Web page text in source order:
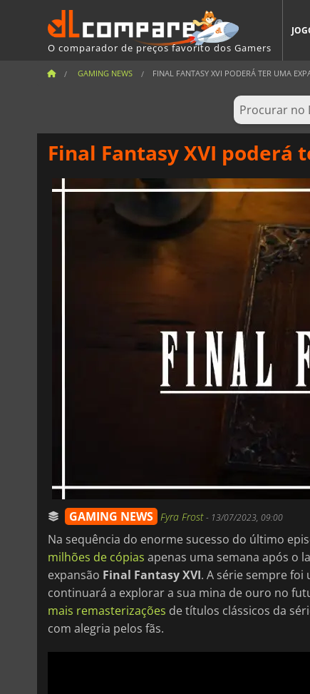
O comparador de preços favorito dos Gamers
GAMING NEWS FINAL FANTASY XVI PODERÁ TER UMA
Final Fantasy XVI poderá
GAMING NEWS Fyra Frost- 13/07/2023, 09:00
Na sequência do enorme sucesso do último
milhões de cópias apenas uma semana após o
expansão Final Fantasy XVI. A série sempre foi
continuará a explorar a sua mina de ouro no
mais remasterizações de títulos clássicos da
com alegria pelos fãs.